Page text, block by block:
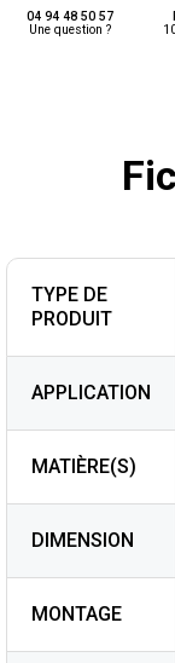
04 94 48 50 57
Une question ?
TYPE DE
PRODUIT
APPLICATION
MATIÈRE(S)
DIMENSION
MONTAGE